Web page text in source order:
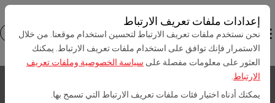
إعدادات ملفات تعريف الارتباط
نحن نستخدم ملفات تعريف الارتباط لتحسين استخدام موقعنا. من خلال
الاستمرار فإنك توافق على استخدام ملفات تعريف الارتباط. يمكنك
العثور على معلومات مفصلة على سياسة الخصوصية وملفات تعريف
الارتباط
يمكنك أدناه اختيار فئات ملفات تعريف الارتباط التي تسمح بها.
بيك اب الموقع